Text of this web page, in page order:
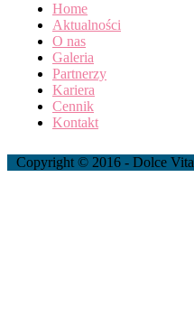
Home
Aktualności
O nas
Galeria
Partnerzy
Kariera
Cennik
Kontakt
Copyright © 2016 - Dolce Vita